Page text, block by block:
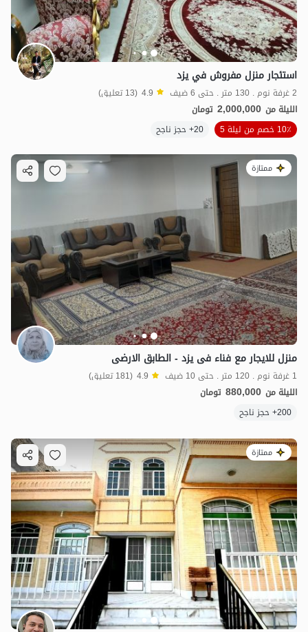
استئجار منزل مفروش في يزد
2 غرفة نوم . 130 متر . حتى 6 ضيف 4.9 (13 تعليق)
الليلة من 2,000,000 تومان
10٪ خصم من ليلة 5
20+ حجز ناجح
ممتازة
منزل للایجار مع فناء فی یزد - الطابق الارضی
1 غرفة نوم . 120 متر . حتى 10 ضيف 4.9 (181 تعليق)
الليلة من 880,000 تومان
200+ حجز ناجح
ممتازة